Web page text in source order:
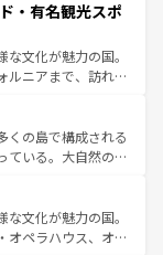
ではのユニークな
町歩きも満喫する
価も高いが、旅行
り、うまく活用すれ
・有名観光スポ
文化が魅力の国。
ルニアまで、訪れる
グ、エンターテイ
だ。一方、アメリカ
ャニオンやイエロー
が融合した独特の
で異なる魅力を楽
を感じることができ
くの島で構成される
ている。大自然の神
地といえばオアフ
島やカウアイ島が
海をはじめ、豊かな
文化が魅力の国。
オペラハウス、オー